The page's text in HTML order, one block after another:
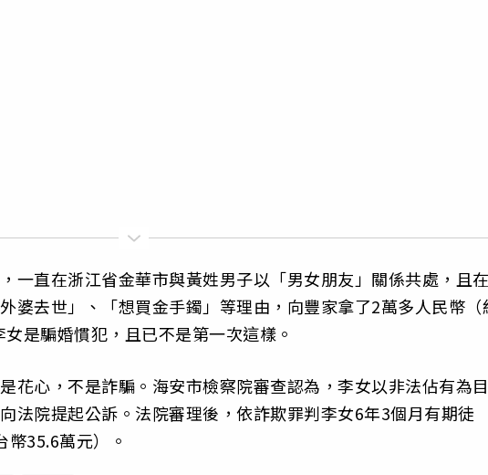
一直在浙江省金華市與黃姓男子以「男女朋友」關係共處，且
婆去世」、「想買金手鐲」等理由，向豐家拿了2萬多人民幣（
是騙婚慣犯，且已不是第一次這樣。
花心，不是詐騙。海安市檢察院審查認為，李女以非法佔有為
法院提起公訴。法院審理後，依詐欺罪判李女6年3個月有期徒
35.6萬元）。